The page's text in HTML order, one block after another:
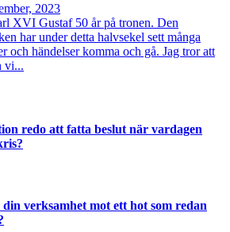
2023
XVI Gustaf 50 år på tronen. Den
har under detta halvsekel sett många
och händelser komma och gå. Jag tror att
vi...
redo att fatta beslut när vardagen
verksamhet mot ett hot som redan